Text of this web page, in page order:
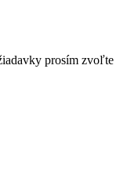
prosím zvoľte